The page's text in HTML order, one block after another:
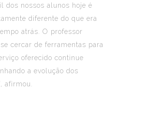
dos nossos alunos hoje é
diferente do que era
atrás. O professor
cercar de ferramentas para
oferecido continue
a evolução dos
afirmou.